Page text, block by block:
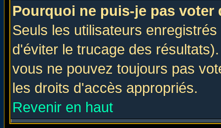
Pourquoi ne puis-je pas voter
Seuls les utilisateurs
d'éviter le trucage des
vous ne pouvez toujours pas
les droits d'accès appropriés.
Revenir en haut